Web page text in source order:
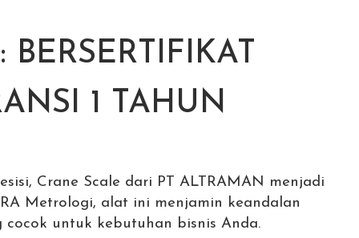
1 TAHUN
Crane Scale dari PT ALTRAMAN menjadi
Metrologi, alat ini menjamin keandalan
untuk kebutuhan bisnis Anda.